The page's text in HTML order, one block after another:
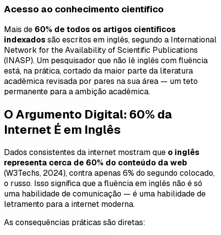
Acesso ao conhecimento científico
Mais de 60% de todos os artigos científicos
indexadossão escritos em inglês, segundo a International
Network for the Availability of Scientific Publications
(INASP). Um pesquisador que não lê inglês com fluência
está, na prática, cortado da maior parte da literatura
acadêmica revisada por pares na sua área — um teto
permanente para a ambição acadêmica.
O Argumento Digital: 60% da
Internet É em Inglês
Dados consistentes da internet mostram que o inglês
representa cerca de 60% do conteúdo da web
(W3Techs, 2024), contra apenas 6% do segundo colocado,
o russo. Isso significa que a fluência em inglês não é só
uma habilidade de comunicação — é uma habilidade de
letramento para a internet moderna.
As consequências práticas são diretas: